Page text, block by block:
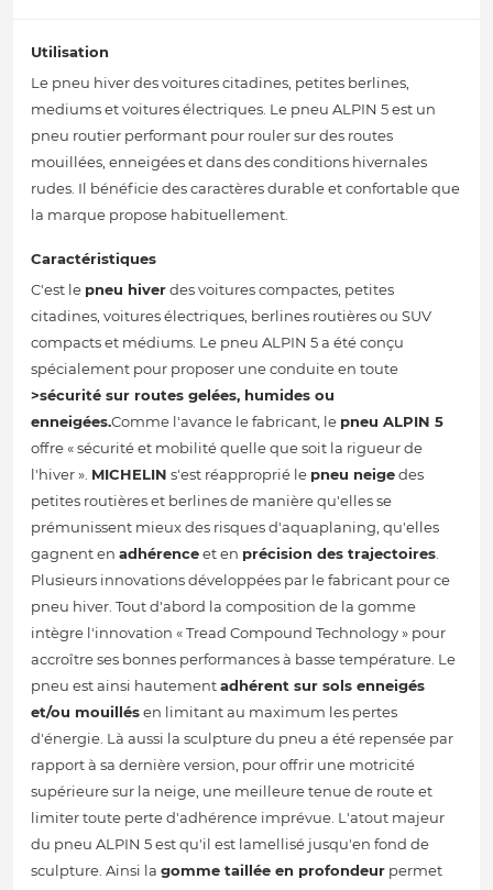
Utilisation
Le pneu hiver des voitures citadines, petites berlines,
mediums et voitures électriques. Le pneu ALPIN 5 est un
pneu routier performant pour rouler sur des routes
mouillées, enneigées et dans des conditions hivernales
rudes. Il bénéficie des caractères durable et confortable que
la marque propose habituellement.
Caractéristiques
C'est le pneu hiverdes voitures compactes, petites
citadines, voitures électriques, berlines routières ou SUV
compacts et médiums. Le pneu ALPIN 5 a été conçu
spécialement pour proposer une conduite en toute
>sécurité sur routes gelées, humides ou
enneigées.Comme l'avance le fabricant, le pneu ALPIN 5
offre « sécurité et mobilité quelle que soit la rigueur de
l'hiver ». MICHELIN s'est réapproprié le pneu neigedes
petites routières et berlines de manière qu'elles se
prémunissent mieux des risques d'aquaplaning, qu'elles
gagnent en adhérenceet en précision des trajectoires.
Plusieurs innovations développées par le fabricant pour ce
pneu hiver. Tout d'abord la composition de la gomme
intègre l'innovation « Tread Compound Technology » pour
accroître ses bonnes performances à basse température. Le
pneu est ainsi hautementadhérent sur sols enneigés
et/ou mouillésen limitant au maximum les pertes
d'énergie. Là aussi la sculpture du pneu a été repensée par
rapport à sa dernière version, pour offrir une motricité
supérieure sur la neige, une meilleure tenue de route et
limiter toute perte d'adhérence imprévue. L'atout majeur
du pneu ALPIN 5 est qu'il est lamellisé jusqu'en fond de
sculpture. Ainsi la gomme taillée en profondeur permet